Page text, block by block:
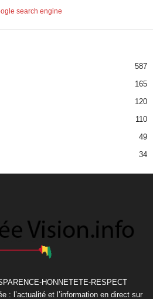
587
165
120
110
49
34
HONNETETE-RESPECT
: l’actualité et l’information en direct sur